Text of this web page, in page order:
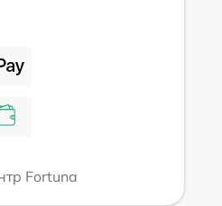
Fortuna